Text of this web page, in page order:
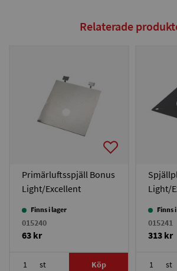
Relaterade
Primärluftsspjäll Bonus
Light/Excellent
Finns i lager
015240
63 kr
st Köp
Light/
Finns
015241
313 kr
st